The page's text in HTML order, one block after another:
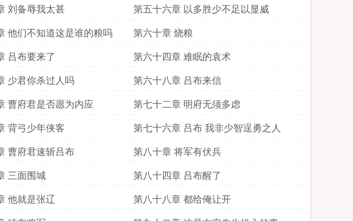
刘备辱我太甚
第五十六章 以多胜少不足以显威
他们不知道这是谁的粮吗
第六十章 烧粮
吕布要来了
第六十四章 难眠的袁术
少君你杀过人吗
第六十八章 吕布来信
曹府君是否愿为内应
第七十二章 明府无须多虑
背弓少年侠客
第七十六章 吕布 我非少智逞勇之人
曹府君速斩吕布
第八十章 将军有伏兵
三面围城
第八十四章 吕布醒了
他就是张辽
第八十八章 都给俺让开